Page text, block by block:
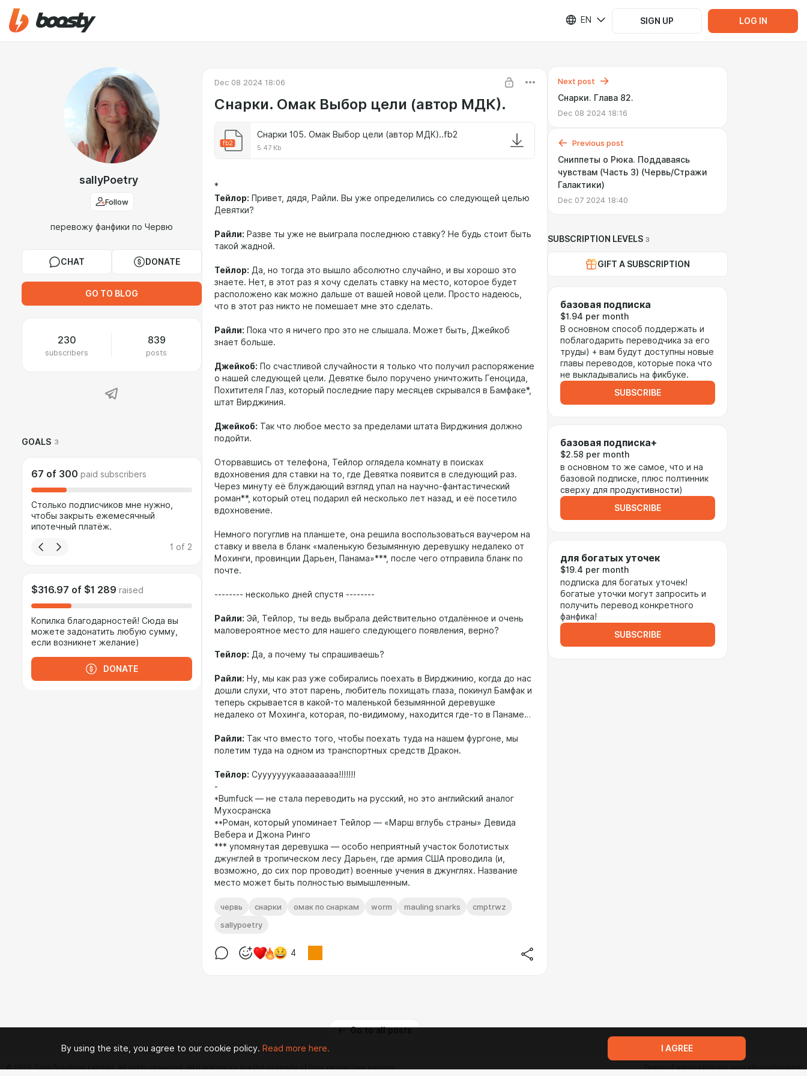
EN SIGN UP LOG IN
sallyPoetry
Follow
перевожу фанфики по Червю
CHAT DONATE
GO TO BLOG
230
subscribers
839
posts
GOALS 3
67 of 300 paid subscribers
Столько подписчиков мне нужно,
чтобы закрыть ежемесячный
ипотечный платёж.
1 of 2
$316.97 of $1 289 raised
Копилка благодарностей! Сюда вы
можете задонатить любую сумму,
если возникнет желание)
DONATE
Dec 08 2024 18:06
Снарки. Омак Выбор цели (автор МДК).
fb2
Снарки 105. Омак Выбор цели (автор МДК)..fb2
5.47 Kb
*
Тейлор: Привет, дядя, Райли. Вы уже определились со следующей целью
Девятки?
Райли: Разве ты уже не выиграла последнюю ставку? Не будь стоит быть
такой жадной.
Тейлор: Да, но тогда это вышло абсолютно случайно, и вы хорошо это
знаете. Нет, в этот раз я хочу сделать ставку на место, которое будет
расположено как можно дальше от вашей новой цели. Просто надеюсь,
что в этот раз никто не помешает мне это сделать.
Райли: Пока что я ничего про это не слышала. Может быть, Джейкоб
знает больше.
Джейкоб: По счастливой случайности я только что получил распоряжение
о нашей следующей цели. Девятке было поручено уничтожить Геноцида,
Похитителя Глаз, который последние пару месяцев скрывался в Бамфаке*,
штат Вирджиния.
Джейкоб: Так что любое место за пределами штата Вирджиния должно
подойти.
Оторвавшись от телефона, Тейлор оглядела комнату в поисках
вдохновения для ставки на то, где Девятка появится в следующий раз.
Через минуту её блуждающий взгляд упал на научно-фантастический
роман**, который отец подарил ей несколько лет назад, и её посетило
вдохновение.
Немного погуглив на планшете, она решила воспользоваться ваучером на
ставку и ввела в бланк «маленькую безымянную деревушку недалеко от
Мохинги, провинции Дарьен, Панама»***, после чего отправила бланк по
почте.
-------- несколько дней спустя --------
Райли: Эй, Тейлор, ты ведь выбрала действительно отдалённое и очень
маловероятное место для нашего следующего появления, верно?
Тейлор: Да, а почему ты спрашиваешь?
Райли: Ну, мы как раз уже собирались поехать в Вирджинию, когда до нас
дошли слухи, что этот парень, любитель похищать глаза, покинул Бамфак и
теперь скрывается в какой-то маленькой безымянной деревушке
недалеко от Мохинга, которая, по-видимому, находится где-то в Панаме…
Райли: Так что вместо того, чтобы поехать туда на нашем фургоне, мы
полетим туда на одном из транспортных средств Дракон.
Тейлор: Сууууууукааааааааа!!!!!!!
-
*Bumfuck — не стала переводить на русский, но это английский аналог
Мухосранска
**Роман, который упоминает Тейлор — «Марш вглубь страны» Девида
Вебера и Джона Ринго
*** упомянутая деревушка — особо неприятный участок болотистых
джунглей в тропическом лесу Дарьен, где армия США проводила (и,
возможно, до сих пор проводит) военные учения в джунглях. Название
место может быть полностью вымышленным.
червь снарки омак по снаркам worm mauling snarks
cmptrwz
sallypoetry
4
Go to all posts
Next post
Снарки. Глава 82.
Dec 08 2024 18:16
Previous post
Сниппеты о Рюка. Поддаваясь
чувствам (Часть 3) (Червь/Стражи
Галактики)
Dec 07 2024 18:40
SUBSCRIPTION LEVELS 3
GIFT A SUBSCRIPTION
базовая подписка
$1.94 per month
В основном способ поддержать и
поблагодарить переводчика за его
труды) + вам будут доступны новые
главы переводов, которые пока что
не выкладывались на фикбуке.
SUBSCRIBE
базовая подписка+
$2.58 per month
в основном то же самое, что и на
базовой подписке, плюс полтинник
сверху для продуктивности)
SUBSCRIBE
для богатых уточек
$19.4 per month
подписка для богатых уточек!
богатые уточки могут запросить и
получить перевод конкретного
фанфика!
SUBSCRIBE
© 2026 Zaya Solutions Limited. All rights reserved. All trademarks are the property of their respective owners. Terms of servicePrivacy policyBrandSupport
By using the site, you agree to our cookie policy. Read more here. I AGREE